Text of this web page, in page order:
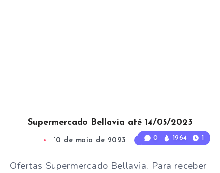
0 1964 1
Supermercado Bellavia até 14/05/2023
10 de maio de 2023 Min Read
Ofertas Supermercado Bellavia. Para receber